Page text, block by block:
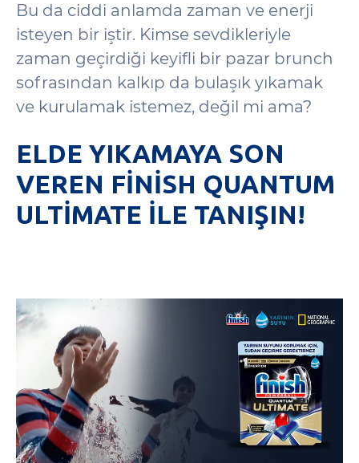
Bu da ciddi anlamda zaman ve enerji
isteyen bir iştir. Kimse sevdikleriyle
zaman geçirdiği keyifli bir pazar brunch
sofrasından kalkıp da bulaşık yıkamak
ve kurulamak istemez, değil mi ama?
ELDE YIKAMAYA SON
VEREN FINISH QUANTUM
ULTIMATE ILE TANIŞIN!